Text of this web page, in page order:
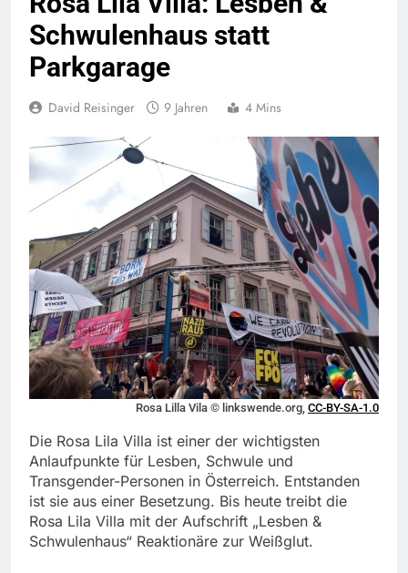
Schwulenhaus statt
Parkgarage
David Reisinger 9 Jahren 4 Mins
Rosa Lilla Vila © linkswende.org, CC-BY-SA-1.0
Die Rosa Lila Villa ist einer der wichtigsten
Anlaufpunkte für Lesben, Schwule und
Transgender-Personen in Österreich. Entstanden
ist sie aus einer Besetzung. Bis heute treibt die
Rosa Lila Villa mit der Aufschrift „Lesben &
Schwulenhaus“ Reaktionäre zur Weißglut.